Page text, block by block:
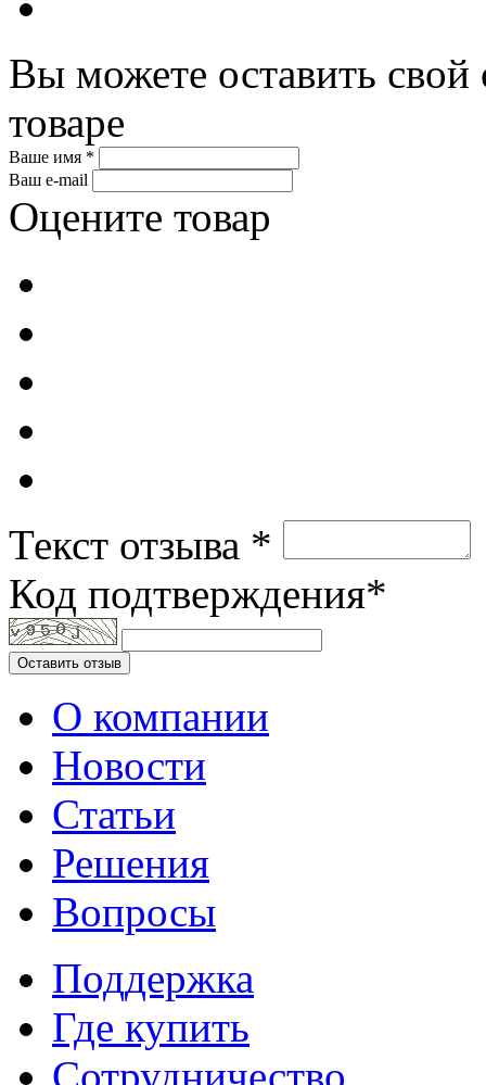
Вы можете оставить свой
товаре
Ваше имя *
Ваш e-mail
Оцените товар
Текст отзыва *
Код подтверждения*
Оставить отзыв
О компании
Новости
Статьи
Решения
Вопросы
Поддержка
Где купить
Сотрудничество